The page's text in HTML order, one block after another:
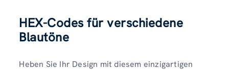
HEX-Codes für verschiedene
Blautöne
Heben Sie Ihr Design mit diesem einzigartigen